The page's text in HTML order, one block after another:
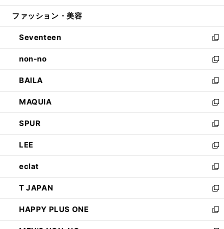
開
ウ
開
く
ン
ウ
で
開
く
ウ
ン
ド
ウ
で
開
く
ファッション・美容
Seventeen
新
し
い
ウ
ィ
ン
ド
ウ
で
開
く
non-no
新
し
い
ウ
ィ
ン
ド
ウ
で
開
く
BAILA
新
し
い
ウ
ィ
ン
ド
ウ
で
開
く
MAQUIA
新
し
い
ウ
ィ
ン
ド
ウ
で
開
く
SPUR
新
し
い
ウ
ィ
ン
ド
ウ
で
開
LEE
新
し
い
ウ
ィ
ン
ド
ウ
eclat
新
し
い
ウ
ィ
ン
T JAPAN
新
し
い
ウ
HAPPY PLUS ONE
新
し